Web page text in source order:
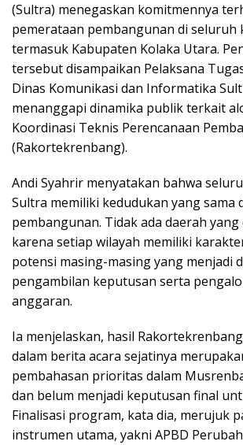
(Sultra) menegaskan komitmennya
pemerataan pembangunan di
termasuk Kabupaten Kolaka Utara.
tersebut disampaikan Pelaksana
Dinas Komunikasi dan Informatika
menanggapi dinamika publik terkait
Koordinasi Teknis Perencanaan
(Rakortekrenbang).
Andi Syahrir menyatakan bahwa
Sultra memiliki kedudukan yang sama
pembangunan. Tidak ada daerah
karena setiap wilayah memiliki
potensi masing-masing yang menjadi
pengambilan keputusan serta
anggaran.
Ia menjelaskan, hasil
dalam berita acara sejatinya
pembahasan prioritas dalam
dan belum menjadi keputusan final
Finalisasi program, kata dia, merujuk
instrumen utama, yakni APBD